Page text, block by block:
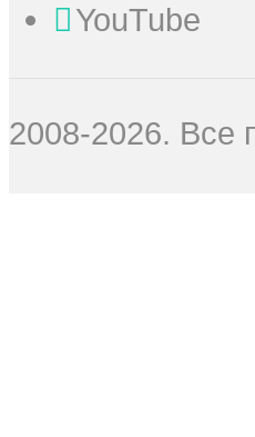
YouTube
2008-2026. Все